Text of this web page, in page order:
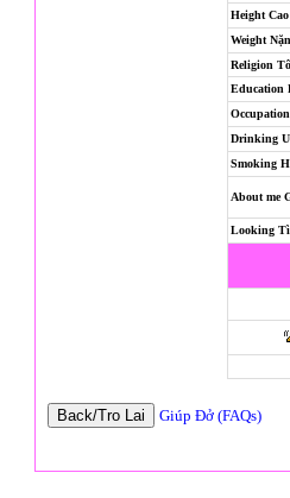
Height Cao
Weight
Religion
Education
Drinking
Smoking
About me
Looking
Giúp Đở (FAQs)